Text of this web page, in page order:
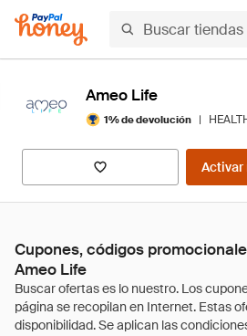
Ameo Life
1% de devolución |
Activar
Cupones, códigos
Ameo Life